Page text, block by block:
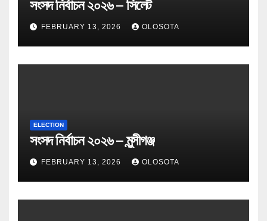
সংসদ নির্বাচন ২০২৬ – সিলেট
FEBRUARY 13, 2026 OLOSOTA
ELECTION
সংসদ নির্বাচন ২০২৬ – মুন্সীগঞ্জ
FEBRUARY 13, 2026 OLOSOTA